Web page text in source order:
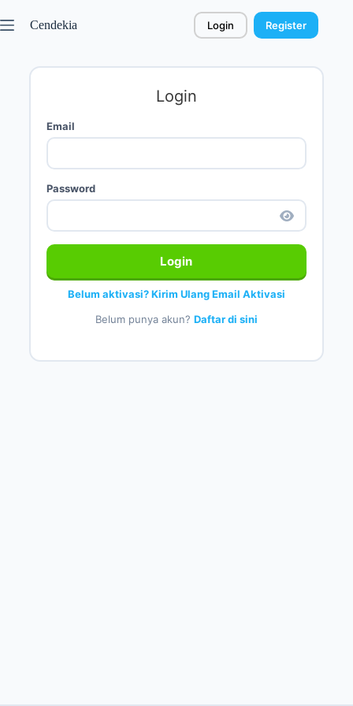
Cendekia Login Register
Login
Email
Password
Login
Belum aktivasi? Kirim Ulang Email Aktivasi
Belum punya akun? Daftar di sini